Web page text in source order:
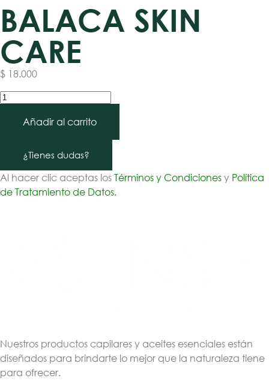
BALACA SKIN
CARE
$ 18.000
Añadir al carrito
¿Tienes dudas?
Al hacer clic aceptas losTérminos y Condicionesy Política
de Tratamiento de Datos.
Nuestros productos capilares y aceites esenciales están
diseñados para brindarte lo mejor que la naturaleza tiene
para ofrecer.